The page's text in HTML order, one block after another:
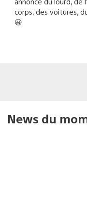
corps, des voitures,
😀
News du